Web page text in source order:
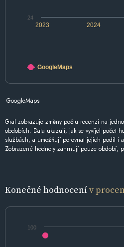
2024
2023
24
GoogleMaps
GoogleMaps
Graf zobrazuje změny počtu recenzí na
obdobích. Data ukazují, jak se vyvíjel počet
službách, a umožňují porovnat jejich podíl i
Zobrazené hodnoty zahrnují pouze období,
Konečné hodnocenív
100